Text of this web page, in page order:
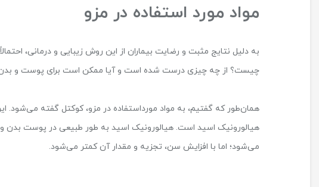
مواد مورد استفاده در مزو
به دلیل نتایج مثبت و رضایت بیماران از این روش زیبایی و درمانی،
چیست؟ از چه چیزی درست شده است و آیا ممکن است برای پوست و بدن
همان‌طور که گفتیم، به مواد مورداستفاده در مزو، کوکتل گفته می‌شود.
هیالورونیک اسید است. هیالورونیک اسید به طور طبیعی در پوست
می‌شود؛ اما با افزایش سن، تجزیه و مقدار آن کمتر می‌شود.